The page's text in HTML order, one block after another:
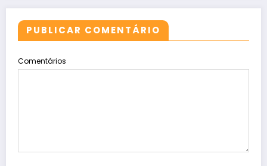
PUBLICAR COMENTÁRIO
Comentários